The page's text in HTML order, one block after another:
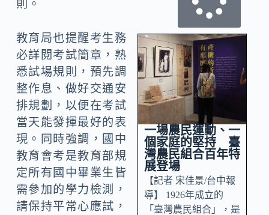
則。
教育局也提醒考生務
必詳閱考試簡章，熟
悉試場規則，預先調
整作息、做好交通安
排規劃，以便在考試
當天能發揮最好的表
現。同時強調，國中
教育會考是教育部規
定所有國中畢業生皆
需參加的學力檢測，
請保持平常心應試，
一場農民運動、一
個家庭的堅持 臺
灣農民組合百年特
展登場
【記者 宋佳景/台中報
導】 1926年成立的
「臺灣農民組合」，是